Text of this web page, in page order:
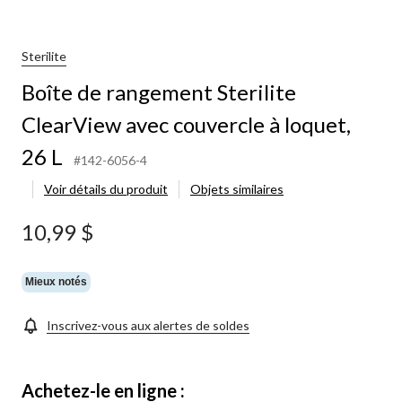
Sterilite
Boîte de rangement Sterilite
ClearView avec couvercle à loquet,
26 L
#142-6056-4
Voir détails du produit
Objets similaires
10,99 $
Mieux notés
Inscrivez-vous aux alertes de soldes
Achetez-le en ligne :